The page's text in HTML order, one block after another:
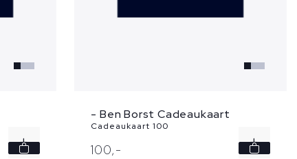
- Ben Borst Cadeaukaart
Cadeaukaart 100
100,-